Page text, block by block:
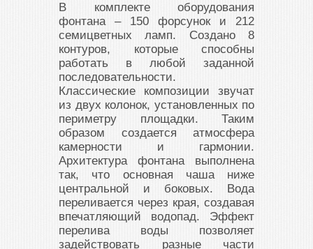
В комплекте оборудования
фонтана – 150 форсунок и 212
семицветных ламп. Создано 8
контуров, которые способны
работать в любой заданной
последовательности.
Классические композиции звучат
из двух колонок, установленных по
периметру площадки. Таким
образом создается атмосфера
камерности и гармонии.
Архитектура фонтана выполнена
так, что основная чаша ниже
центральной и боковых. Вода
переливается через края, создавая
впечатляющий водопад. Эффект
перелива воды позволяет
задействовать разные части